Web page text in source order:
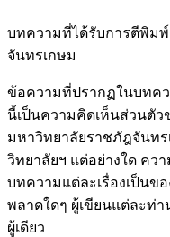
บทความที่ได้รับการตีพิม
จันทรเกษม
ข้อความที่ปรากฏในบทคว
นี้เป็นความคิดเห็นส่วนตัว
มหาวิทยาลัยราชภัฎจันท
วิทยาลัยฯ แต่อย่างใด คว
บทความแต่ละเรื่องเป็นข
พลาดใดๆ ผู้เขียนแต่ละท่
ผู้เดียว